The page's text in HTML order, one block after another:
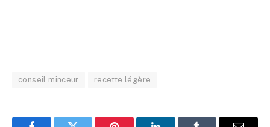
conseil minceur recette légère